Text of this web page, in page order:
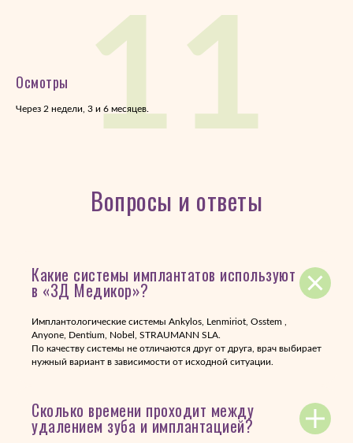
Осмотры
Через 2 недели, 3 и 6 месяцев.11
Вопросы и ответы
Какие системы имплантатов используют
в «3Д Медикор»?
Имплантологические системы Ankylos, Lenmiriot, Osstem ,
Anyone, Dentium, Nobel, STRAUMANN SLA.
По качеству системы не отличаются друг от друга, врач выбирает
нужный вариант в зависимости от исходной ситуации.
Сколько времени проходит между
удалением зуба и имплантацией?